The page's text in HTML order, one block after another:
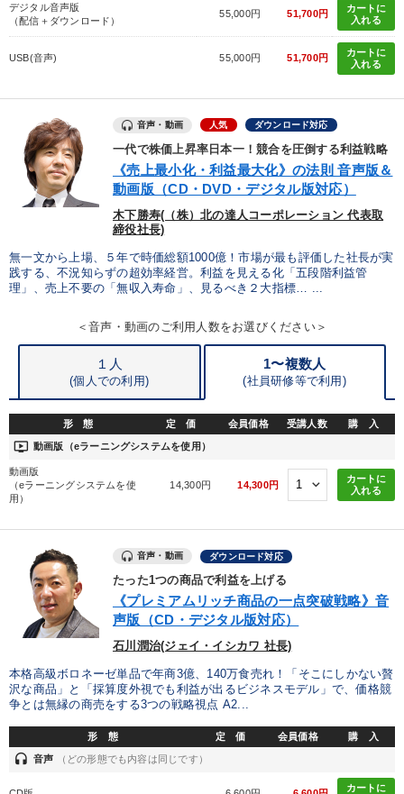
デジタル音声版
（配信＋ダウンロード）
55,000円 51,700円
カートに
入れる
USB(音声) 55,000円 51,700円
カートに
入れる
音声・動画 人気 ダウンロード対応
一代で株価上昇率日本一！競合を圧倒する利益戦略
《売上最小化・利益最大化》の法則 音声版＆
動画版（CD・DVD・デジタル版対応）
木下勝寿(（株）北の達人コーポレーション 代表取
締役社長)
無一文から上場、５年で時価総額1000億！市場が最も評価した社長が実
践する、不況知らずの超効率経営。利益を見える化「五段階利益管
理」、売上不要の「無収入寿命」、見るべき２大指標… ...
＜音声・動画のご利用人数をお選びください＞
１人
(個人での利用)
1〜複数人
(社員研修等で利用)
形 態 定 価 会員価格 受講人数 購 入
ondemand_video 動画版（eラーニングシステムを使用）
動画版
（eラーニングシステムを使
用）
14,300円 14,300円
カートに
入れる
音声・動画 ダウンロード対応
たった1つの商品で利益を上げる
《プレミアムリッチ商品の一点突破戦略》音
声版（CD・デジタル版対応）
石川潤治(ジェイ・イシカワ 社長)
本格高級ボロネーゼ単品で年商3億、140万食売れ！「そこにしかない贅
沢な商品」と「採算度外視でも利益が出るビジネスモデル」で、価格競
争とは無縁の商売をする3つの戦略視点 A2...
形 態 定 価 会員価格 購 入
headset 音声 （どの形態でも内容は同じです）
カートに